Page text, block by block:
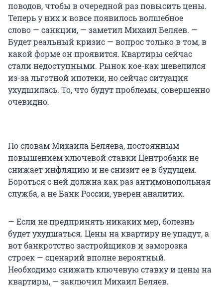
поводов, чтобы в очередной раз повысить цены.
Теперь у них и вовсе появилось волшебное
слово — санкции, — заметил Михаил Беляев. —
Будет реальный кризис — вопрос только в том, в
какой форме он проявится. Квартиры сейчас
стали недоступными. Рынок кое-как шевелился
из-за льготной ипотеки, но сейчас ситуация
ухудшилась. То, что будут проблемы, совершенно
очевидно.
По словам Михаила Беляева, постоянным
повышением ключевой ставки Центробанк не
снижает инфляцию и не снизит ее в будущем.
Бороться с ней должна как раз антимонопольная
служба, а не Банк России, уверен аналитик.
— Если не предпринять никаких мер, болезнь
будет ухудшаться. Цены на квартиру не упадут, а
вот банкротство застройщиков и заморозка
строек — сценарий вполне вероятный.
Необходимо снижать ключевую ставку и цены на
квартиры, — заключил Михаил Беляев.